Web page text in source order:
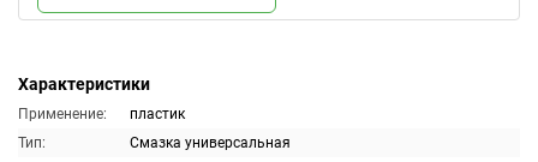
Характеристики
Применение:
пластик
Тип:
Смазка универсальная